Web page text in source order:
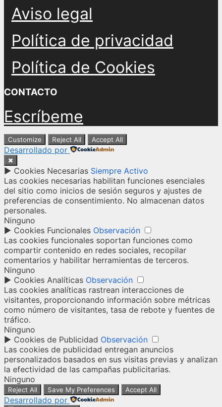
Aviso legal
Política de privacidad
Política de Cookies
CONTACTO
Escríbeme
Customize Reject All Accept All
Desarrollado por
✖
► Cookies Necesarias Siempre Activo
Las cookies necesarias habilitan funciones esenciales
del sitio como inicios de sesión seguros y ajustes de
preferencias de consentimiento. No almacenan datos
personales.
Ninguno
► Cookies Funcionales Observación
Las cookies funcionales soportan funciones como
compartir contenido en redes sociales, recopilar
comentarios y habilitar herramientas de terceros.
Ninguno
► Cookies Analíticas Observación
Las cookies analíticas rastrean interacciones de
visitantes, proporcionando información sobre métricas
como número de visitantes, tasa de rebote y fuentes de
tráfico.
Ninguno
► Cookies de Publicidad Observación
Las cookies de publicidad entregan anuncios
personalizados basados en sus visitas previas y analizan
la efectividad de las campañas publicitarias.
Ninguno
Reject All Save My Preferences Accept All
Desarrollado por